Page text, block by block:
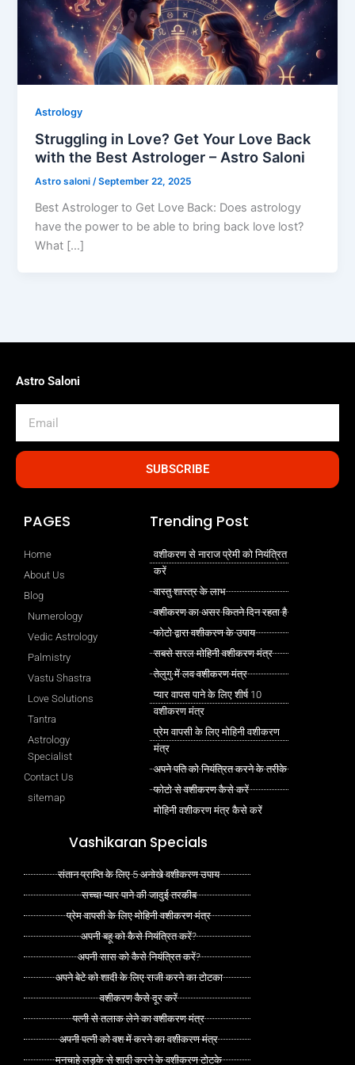
Astrology
Struggling in Love? Get Your Love Back
with the Best Astrologer – Astro Saloni
Astro saloni/September 22, 2025
Best Astrologer to Get Love Back: Does astrology
have the power to be able to bring back love lost?
What […]
Astro Saloni
SUBSCRIBE
PAGES
Home
About Us
Blog
Numerology
Vedic Astrology
Palmistry
Vastu Shastra
Love Solutions
Tantra
Astrology
Specialist
Contact Us
sitemap
Trending Post
वशीकरण से नाराज प्रेमी को नियंत्रित
करें
वास्तु शास्त्र के लाभ
वशीकरण का असर कितने दिन रहता है
फोटो द्वारा वशीकरण के उपाय
सबसे सरल मोहिनी वशीकरण मंत्र
तेलुगु में लव वशीकरण मंत्र
प्यार वापस पाने के लिए शीर्ष 10
वशीकरण मंत्र
प्रेम वापसी के लिए मोहिनी वशीकरण
मंत्र
अपने पति को नियंत्रित करने के तरीके
फोटो से वशीकरण कैसे करें
मोहिनी वशीकरण मंत्र कैसे करें
Vashikaran Specials
संतान प्राप्ति के लिए 5 अनोखे वशीकरण उपाय
सच्चा प्यार पाने की जादुई तरकीब
प्रेम वापसी के लिए मोहिनी वशीकरण मंत्र
अपनी बहू को कैसे नियंत्रित करें?
अपनी सास को कैसे नियंत्रित करें?
अपने बेटे को शादी के लिए राजी करने का टोटका
वशीकरण कैसे दूर करें
पत्नी से तलाक लेने का वशीकरण मंत्र
अपनी पत्नी को वश में करने का वशीकरण मंत्र
मनचाहे लड़के से शादी करने के वशीकरण टोटके